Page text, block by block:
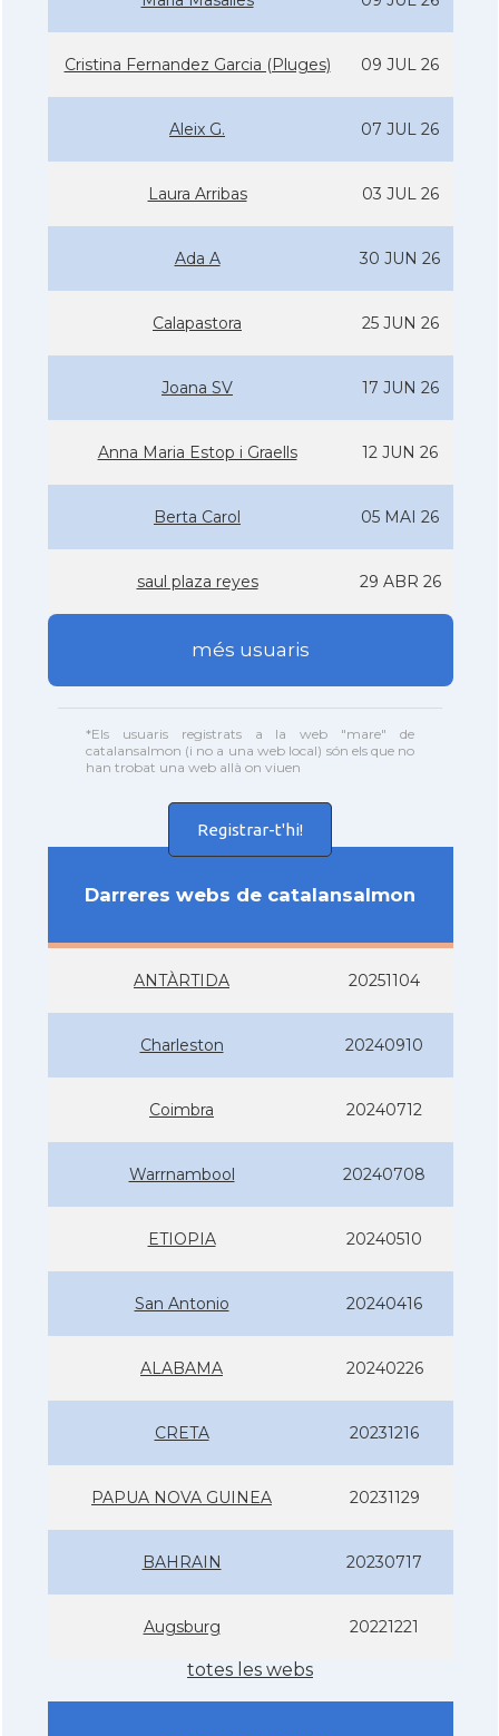
Cristina Fernandez Garcia (Pluges) 09 JUL 26
Aleix G. 07 JUL 26
Laura Arribas 03 JUL 26
Ada A 30 JUN 26
Calapastora 25 JUN 26
Joana SV 17 JUN 26
Anna Maria Estop i Graells 12 JUN 26
Berta Carol 05 MAI 26
saul plaza reyes 29 ABR 26
més usuaris
*Els usuaris registrats a la web "mare" de
catalansalmon (i no a una web local) són els que no
han trobat una web allà on viuen
Registrar-t'hi!
Darreres webs de catalansalmon
ANTÀRTIDA 20251104
Charleston 20240910
Coimbra 20240712
Warrnambool 20240708
ETIOPIA 20240510
San Antonio 20240416
ALABAMA 20240226
CRETA 20231216
PAPUA NOVA GUINEA 20231129
BAHRAIN 20230717
Augsburg 20221221
totes les webs